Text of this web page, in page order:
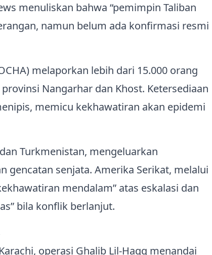
menuliskan bahwa “pemimpin Taliban
namun belum ada konfirmasi resmi
melaporkan lebih dari 15.000 orang
Nangarhar dan Khost. Ketersediaan
memicu kekhawatiran akan epidemi
Turkmenistan, mengeluarkan
gencatan senjata. Amerika Serikat, melalui
mendalam” atas eskalasi dan
bila konflik berlanjut.
operasi Ghalib Lil‑Haqq menandai